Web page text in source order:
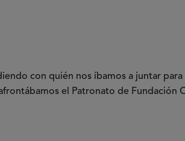
con quién nos íbamos a juntar para
el Patronato de Fundación